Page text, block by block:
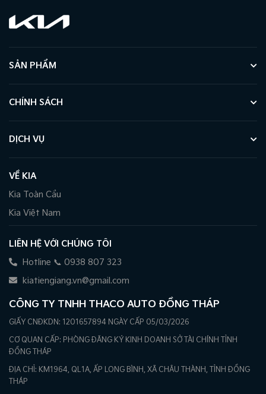
SẢN PHẨM
CHÍNH SÁCH
DỊCH VỤ
VỀ KIA
Kia Toàn Cầu
Kia Việt Nam
LIÊN HỆ VỚI CHÚNG TÔI
Hotline 📞 0938 807 323
kiatiengiang.vn@gmail.com
CÔNG TY TNHH THACO AUTO ĐỒNG THÁP
GIẤY CNĐKDN: 1201657894 NGÀY CẤP 05/03/2026
CƠ QUAN CẤP: PHÒNG ĐĂNG KÝ KINH DOANH SỞ TÀI CHÍNH TỈNH
ĐỒNG THÁP
ĐỊA CHỈ: KM1964, QL1A, ẤP LONG BÌNH, XÃ CHÂU THÀNH, TỈNH ĐỒNG
THÁP